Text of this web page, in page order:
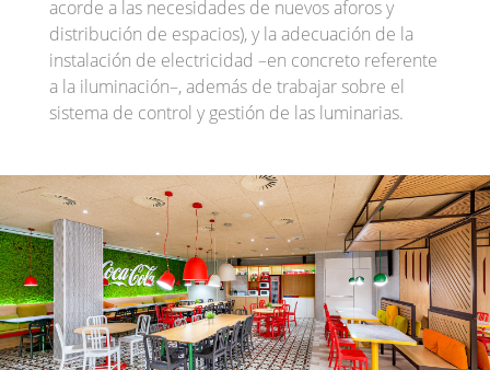
acorde a las necesidades de nuevos aforos y
distribución de espacios), y la adecuación de la
instalación de electricidad –en concreto referente
a la iluminación–, además de trabajar sobre el
sistema de control y gestión de las luminarias.